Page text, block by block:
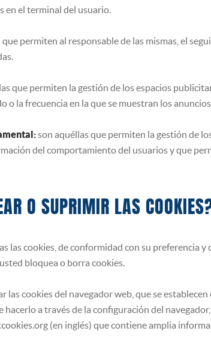
en el terminal del usuario.
que permiten al responsable de las mismas, el
que permiten la gestión de los espacios
o la frecuencia en la que se muestran los
son aquéllas que permiten la gestión de
del comportamiento del usuarios y que
O SUPRIMIR LAS
las cookies, de conformidad con su preferencia
bloquea o borra cookies.
las cookies del navegador web, que se
a través de la configuración del
(en inglés) que contiene amplia